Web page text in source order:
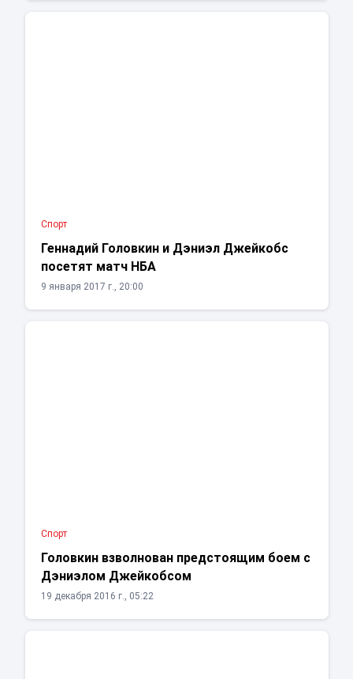
Спорт
Геннадий Головкин и Дэниэл Джейкобс
посетят матч НБА
9 января 2017 г., 20:00
Спорт
Головкин взволнован предстоящим боем с
Дэниэлом Джейкобсом
19 декабря 2016 г., 05:22